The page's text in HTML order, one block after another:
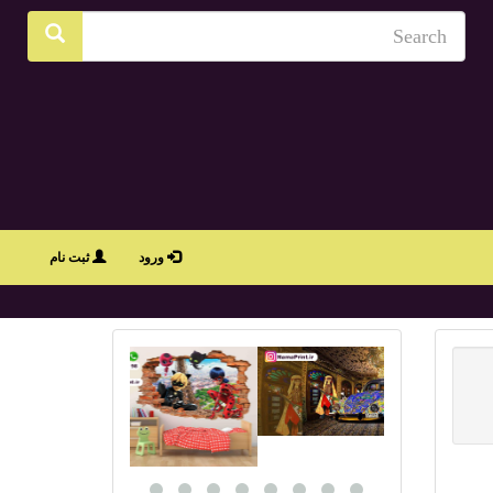
ورود ثبت نام